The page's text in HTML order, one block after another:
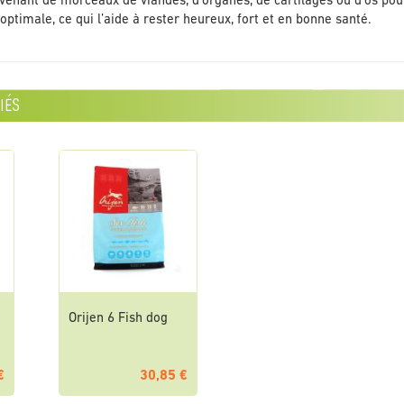
ce qui l’aide à rester heureux, fort et en bonne santé.
Orijen 6 Fish dog
30,85 €